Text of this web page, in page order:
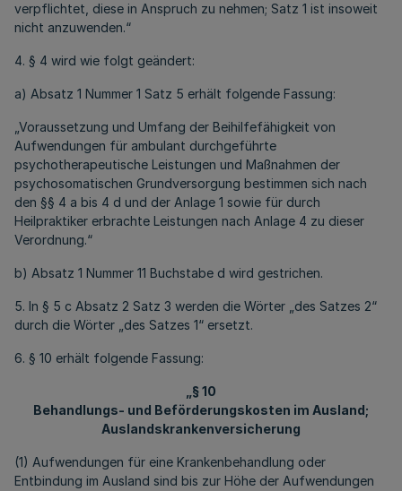
verpflichtet, diese in Anspruch zu nehmen; Satz 1 ist insoweit
nicht anzuwenden.“
4. § 4 wird wie folgt geändert:
a) Absatz 1 Nummer 1 Satz 5 erhält folgende Fassung:
„Voraussetzung und Umfang der Beihilfefähigkeit von
Aufwendungen für ambulant durchgeführte
psychotherapeutische Leistungen und Maßnahmen der
psychosomatischen Grundversorgung bestimmen sich nach
den §§ 4 a bis 4 d und der Anlage 1 sowie für durch
Heilpraktiker erbrachte Leistungen nach Anlage 4 zu dieser
Verordnung.“
b) Absatz 1 Nummer 11 Buchstabe d wird gestrichen.
5. In § 5 c Absatz 2 Satz 3 werden die Wörter „des Satzes 2“
durch die Wörter „des Satzes 1“ ersetzt.
6. § 10 erhält folgende Fassung:
„§ 10
Behandlungs- und Beförderungskosten im Ausland;
Auslandskrankenversicherung
(1) Aufwendungen für eine Krankenbehandlung oder
Entbindung im Ausland sind bis zur Höhe der Aufwendungen